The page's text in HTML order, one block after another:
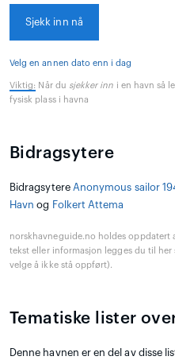
Sjekk inn nå
Velg en annen dato enn i dag
Viktig: Når du sjekker inn i en havn så
fysisk plass i havna
Bidragsytere
Bidragsytere Anonymous sailor
Havn og Folkert Attema
norskhavneguide.no holdes oppdatert
tekst eller informasjon legges du til
velge å ikke stå oppført).
Tematiske lister
Denne havnen er en del av disse